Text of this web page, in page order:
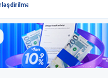
üzrə hərrac